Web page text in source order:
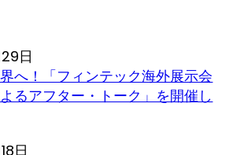
日
へ！「フィンテック海外展示会
るアフター・トーク」を開催し
日